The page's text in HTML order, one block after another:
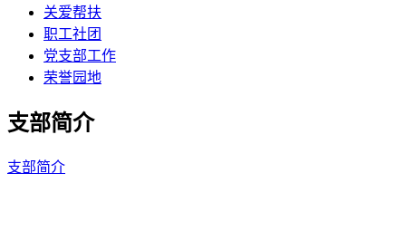
关爱帮扶
职工社团
党支部工作
荣誉园地
支部简介
支部简介